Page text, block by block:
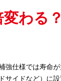
わる
強仕様では寿命が
サイドなど）に